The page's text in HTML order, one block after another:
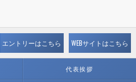
エントリーはこちら WEBサイトはこちら
代表挨拶